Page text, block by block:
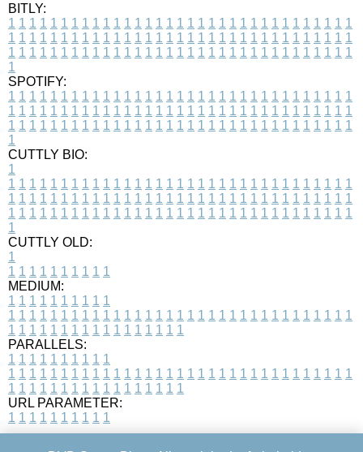
BITLY:
1 1 1 1 1 1 1 1 1 1 1 1 1 1 1 1 1 1 1 1 1 1 1 1 1 1 1 1 1 1 1 1 1
1 1 1 1 1 1 1 1 1 1 1 1 1 1 1 1 1 1 1 1 1 1 1 1 1 1 1 1 1 1 1 1 1
1 1 1 1 1 1 1 1 1 1 1 1 1 1 1 1 1 1 1 1 1 1 1 1 1 1 1 1 1 1 1 1 1
1
SPOTIFY:
1 1 1 1 1 1 1 1 1 1 1 1 1 1 1 1 1 1 1 1 1 1 1 1 1 1 1 1 1 1 1 1 1
1 1 1 1 1 1 1 1 1 1 1 1 1 1 1 1 1 1 1 1 1 1 1 1 1 1 1 1 1 1 1 1 1
1 1 1 1 1 1 1 1 1 1 1 1 1 1 1 1 1 1 1 1 1 1 1 1 1 1 1 1 1 1 1 1 1
1
CUTTLY BIO:
1
1 1 1 1 1 1 1 1 1 1 1 1 1 1 1 1 1 1 1 1 1 1 1 1 1 1 1 1 1 1 1 1 1
1 1 1 1 1 1 1 1 1 1 1 1 1 1 1 1 1 1 1 1 1 1 1 1 1 1 1 1 1 1 1 1 1
1 1 1 1 1 1 1 1 1 1 1 1 1 1 1 1 1 1 1 1 1 1 1 1 1 1 1 1 1 1 1 1 1
1
CUTTLY OLD:
1
1 1 1 1 1 1 1 1 1 1
MEDIUM:
1 1 1 1 1 1 1 1 1 1
1 1 1 1 1 1 1 1 1 1 1 1 1 1 1 1 1 1 1 1 1 1 1 1 1 1 1 1 1 1 1 1 1
1 1 1 1 1 1 1 1 1 1 1 1 1 1 1 1 1
PARALLELS:
1 1 1 1 1 1 1 1 1 1
1 1 1 1 1 1 1 1 1 1 1 1 1 1 1 1 1 1 1 1 1 1 1 1 1 1 1 1 1 1 1 1 1
1 1 1 1 1 1 1 1 1 1 1 1 1 1 1 1 1
URL PARAMETER:
1 1 1 1 1 1 1 1 1 1